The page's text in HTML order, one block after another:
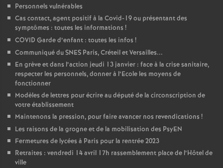
T
o
u
r
s
Personnels vulnérables
Cas contact, agent positif à la Covid-19 ou présentant des
symptômes : toutes les informations !
COVID Garde d’enfant : toutes les infos !
Communiqué du SNES Paris, Créteil et Versailles...
En grève et dans l’action jeudi 13 janvier : face à la crise sanitaire,
respecter les personnels, donner à l’Ecole les moyens de
fonctionner
Modèles de lettres pour écrire au député de la circonscription de
votre établissement
Maintenons la pression, pour faire avancer nos revendications !
Les raisons de la grogne et de la mobilisation des PsyEN
Fermetures de lycées à Paris pour la rentrée 2023
Retraites : vendredi 14 avril 17h rassemblement place de l’Hôtel de
ville